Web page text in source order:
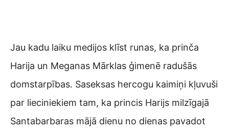
Jau kadu laiku medijos klīst runas, ka prinča
Harija un Meganas Mārklas ģimenē radušās
domstarpības. Saseksas hercogu kaimiņi kļuvuši
par lieciniekiem tam, ka princis Harijs milzīgajā
Santabarbaras mājā dienu no dienas pavadot